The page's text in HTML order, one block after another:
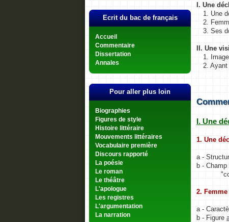
Ecrit du bac de français
Accueil
Commentaire
Dissertation
Annales
Pour aller plus loin
Biographies
Figures de style
Histoire littéraire
Mouvements littéraires
Vocabulaire première
Discours rapporté
La poésie
Le roman
Le théâtre
L'apologue
Les registres
L'argumentation
La narration
I. Une
1. Une
2.
3. Ses
II. Une
1.
2. Ayant
I. Une
1. Une
a -
b -
"cœur
2.
a -
b - Figure